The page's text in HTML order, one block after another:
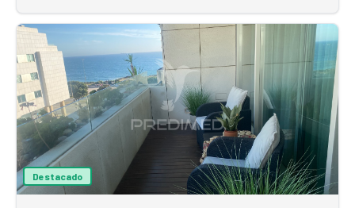
Destacado